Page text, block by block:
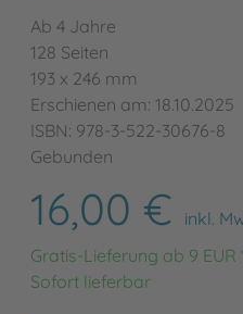
Ab 4 Jahre
128 Seiten
193 x 246 mm
Erschienen am: 18.10.2025
ISBN: 978-3-522-30676-8
Gebunden
16,00 €
inkl.
Gratis-Lieferung ab 9 EUR
Sofort lieferbar